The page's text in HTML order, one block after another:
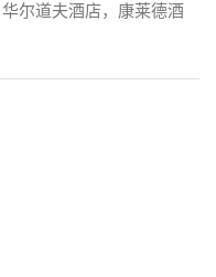
尔道夫酒店，康莱德酒